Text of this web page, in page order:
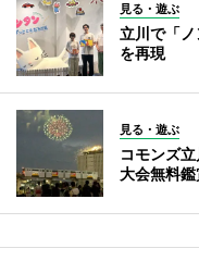
見る・遊ぶ
立川で「
を再現
見る・遊ぶ
コモンズ
大会無料